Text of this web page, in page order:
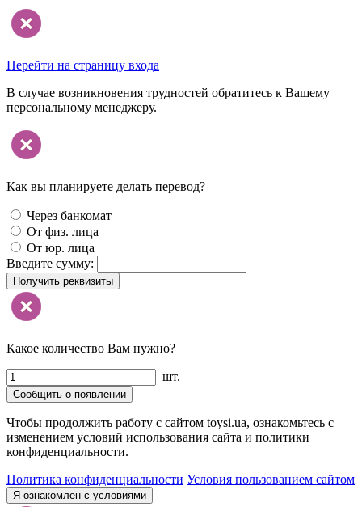
Перейти на страницу входа
В случае возникновения трудностей обратитесь к Вашему
персональному менеджеру.
Как вы планируете делать перевод?
Через банкомат
От физ. лица
От юр. лица
Введите сумму:
Получить реквизиты
Какое количество Вам нужно?
шт.
Сообщить о появлении
Чтобы продолжить работу с сайтом toysi.ua, ознакомьтесь с
изменением условий использования сайта и политики
конфиденциальности.
Политика конфиденциальности Условия пользованием сайтом
Я ознакомлен с условиями